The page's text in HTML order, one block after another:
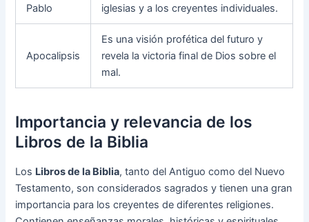
Pablo
iglesias y a los creyentes individuales.
Apocalipsis
Es una visión profética del futuro y
revela la victoria final de Dios sobre el
mal.
Importancia y relevancia de los
Libros de la Biblia
Los Libros de la Biblia, tanto del Antiguo como del Nuevo
Testamento, son considerados sagrados y tienen una gran
importancia para los creyentes de diferentes religiones.